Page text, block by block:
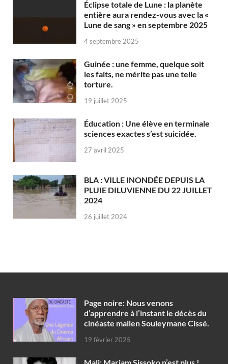
Éclipse totale de Lune : la planète
entière aura rendez-vous avec la «
Lune de sang » en septembre 2025
4 septembre 2025
Guinée : une femme, quelque soit
les faits, ne mérite pas une telle
torture.
19 juillet 2025
Éducation : Une élève en terminale
sciences exactes s’est suicidée.
27 avril 2025
BLA : VILLE INONDÉE DEPUIS LA
PLUIE DILUVIENNE DU 22 JUILLET
2024
26 juillet 2024
Page noire: Nous venons
d’apprendre à l’instant le décès du
cinéaste malien Souleymane Cissé.
19 février 2025